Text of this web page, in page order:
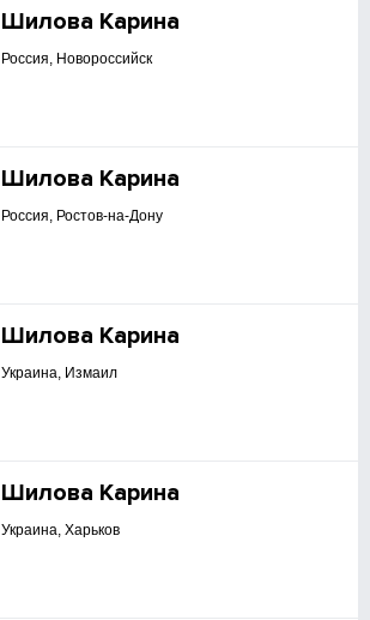
Шилова Карина
Россия, Новороссийск
Шилова Карина
Россия, Ростов-на-Дону
Шилова Карина
Украина, Измаил
Шилова Карина
Украина, Харьков